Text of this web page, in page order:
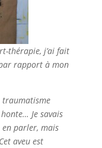
thérapie, j’ai fait
rapport à mon
traumatisme
Je savais
parler, mais
aveu est